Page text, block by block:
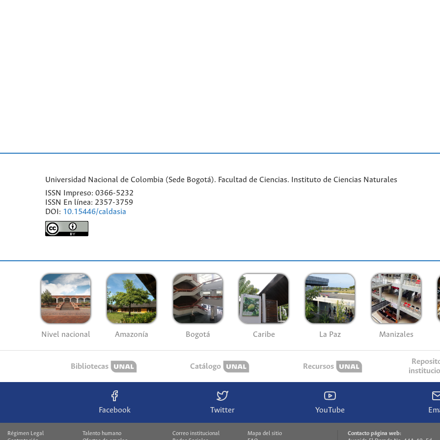
Universidad Nacional de Colombia (Sede Bogotá). Facultad de Ciencias. Instituto de Ciencias Naturales
ISSN Impreso: 0366-5232
ISSN En línea: 2357-3759
DOI: 10.15446/caldasia
Nivel nacional Amazonía Bogotá Caribe La Paz Manizales
Bibliotecas Catálogo Recursos
Facebook Twitter YouTube
Régimen Legal
Talento humano
Correo institucional
Mapa del sitio
Contacto página web: